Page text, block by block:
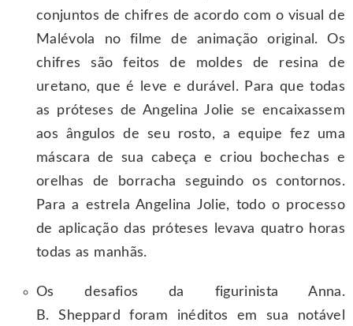
conjuntos de chifres de acordo com o visual de
Malévola no filme de animação original. Os
chifres são feitos de moldes de resina de
uretano, que é leve e durável. Para que todas
as próteses de Angelina Jolie se encaixassem
aos ângulos de seu rosto, a equipe fez uma
máscara de sua cabeça e criou bochechas e
orelhas de borracha seguindo os contornos.
Para a estrela Angelina Jolie, todo o processo
de aplicação das próteses levava quatro horas
todas as manhãs.
Os desafios da figurinista Anna.
B. Sheppard foram inéditos em sua notável